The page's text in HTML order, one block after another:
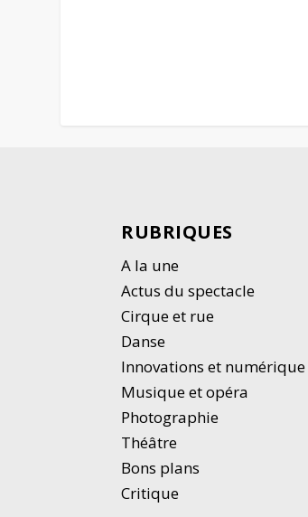
RUBRIQUES
A la une
Actus du spectacle
Cirque et rue
Danse
Innovations et numérique
Musique et opéra
Photographie
Théâtre
Bons plans
Critique